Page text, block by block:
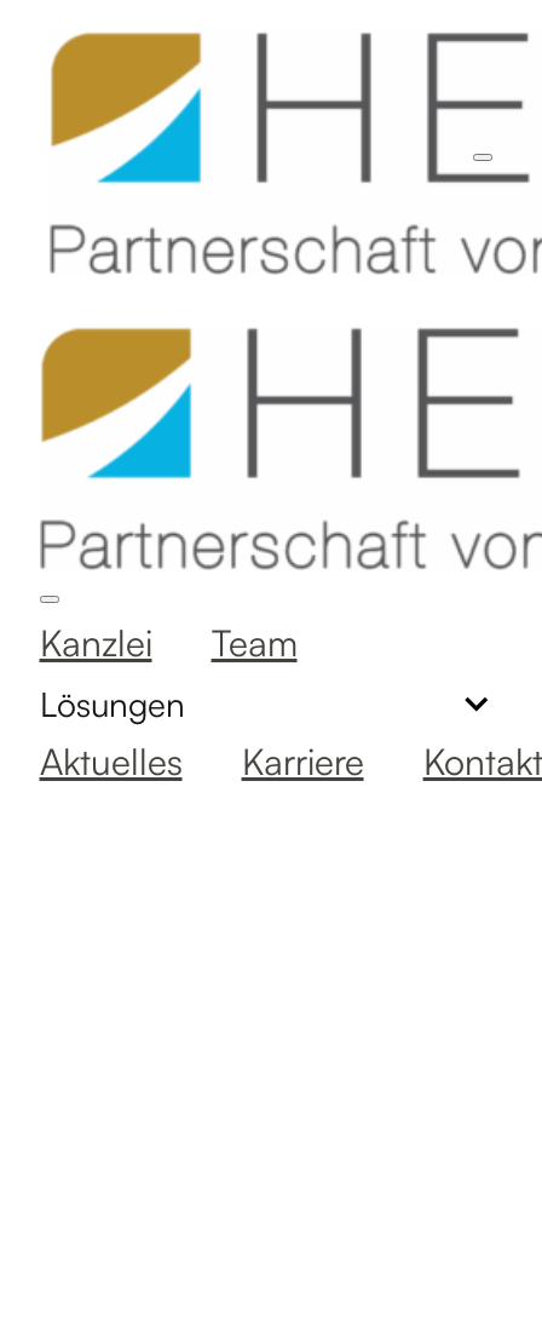
Kanzlei Team
Lösungen
Aktuelles Karriere Kontakt